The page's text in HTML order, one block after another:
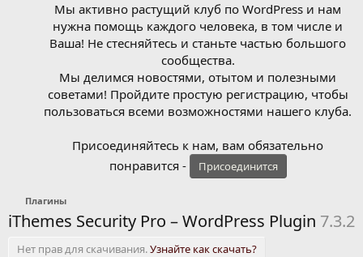
Мы активно растущий клуб по WordPress и нам
нужна помощь каждого человека, в том числе и
Ваша! Не стесняйтесь и станьте частью большого
сообщества.
Мы делимся новостями, отытом и полезными
советами! Пройдите простую регистрацию, чтобы
пользоваться всеми возможностями нашего клуба.
Присоединяйтесь к нам, вам обязательно
понравится -
Присоединится
Плагины
iThemes Security Pro – WordPress Plugin 7.3.2
Нет прав для скачивания.Узнайте как скачать?